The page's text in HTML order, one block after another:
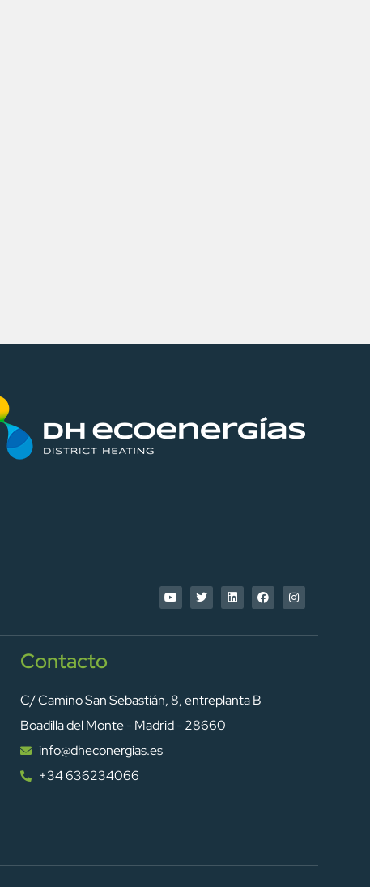
Contacto
C/ Camino San Sebastián, 8, entreplanta B
Boadilla del Monte - Madrid - 28660
info@dheconergias.es
+34 636234066